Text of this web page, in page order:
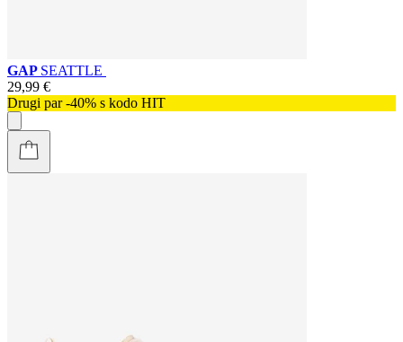
GAP SEATTLE
29,99 €
Drugi par -40% s kodo HIT